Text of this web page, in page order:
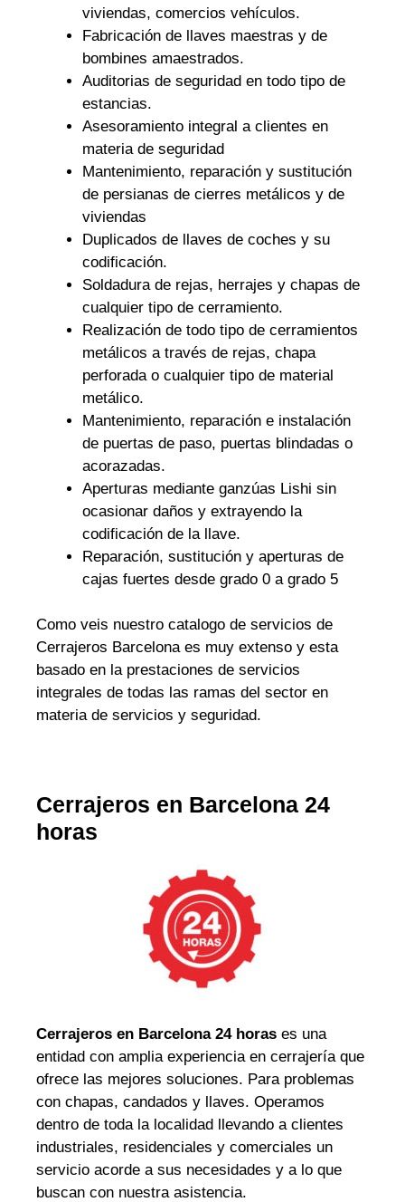
viviendas, comercios vehículos.
Fabricación de llaves maestras y de
bombines amaestrados.
Auditorias de seguridad en todo tipo de
estancias.
Asesoramiento integral a clientes en
materia de seguridad
Mantenimiento, reparación y sustitución
de persianas de cierres metálicos y de
viviendas
Duplicados de llaves de coches y su
codificación.
Soldadura de rejas, herrajes y chapas de
cualquier tipo de cerramiento.
Realización de todo tipo de cerramientos
metálicos a través de rejas, chapa
perforada o cualquier tipo de material
metálico.
Mantenimiento, reparación e instalación
de puertas de paso, puertas blindadas o
acorazadas.
Aperturas mediante ganzúas Lishi sin
ocasionar daños y extrayendo la
codificación de la llave.
Reparación, sustitución y aperturas de
cajas fuertes desde grado 0 a grado 5
Como veis nuestro catalogo de servicios de
Cerrajeros Barcelona es muy extenso y esta
basado en la prestaciones de servicios
integrales de todas las ramas del sector en
materia de servicios y seguridad.
Cerrajeros en Barcelona 24
horas
Cerrajeros en Barcelona 24 horas es una
entidad con amplia experiencia en cerrajería que
ofrece las mejores soluciones. Para problemas
con chapas, candados y llaves. Operamos
dentro de toda la localidad llevando a clientes
industriales, residenciales y comerciales un
servicio acorde a sus necesidades y a lo que
buscan con nuestra asistencia.